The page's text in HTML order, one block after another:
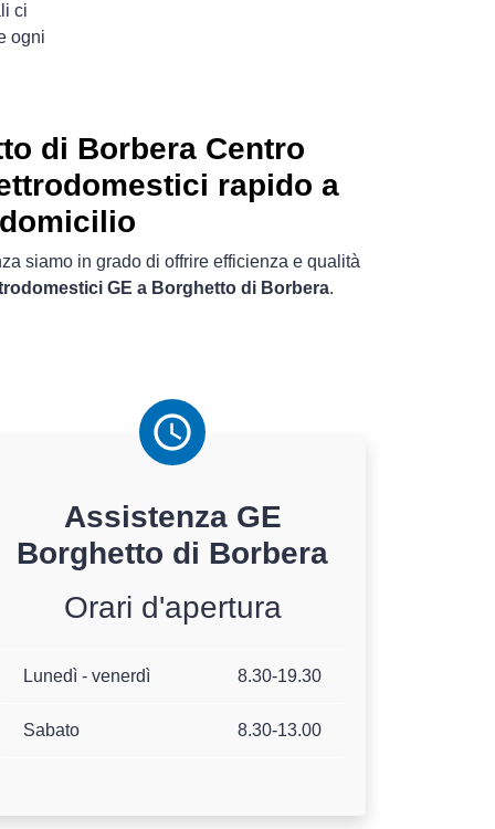
ci
ogni
di Borbera Centro
rapido a
domicilio
siamo in grado di offrire efficienza e qualità
GE a Borghetto di Borbera.
Assistenza GE
Borghetto di Borbera
Orari d'apertura
Lunedì - venerdì 8.30-19.30
Sabato 8.30-13.00